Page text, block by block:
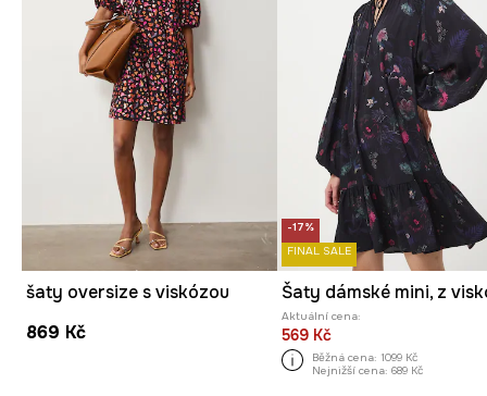
šaty oversize s viskózou
869 Kč
-17%
FINAL SALE
Aktuální cena:
569 Kč
Běžná cena: 1099 Kč
Nejnižší cena: 689 Kč